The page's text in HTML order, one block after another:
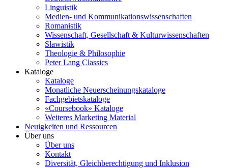
Linguistik
Medien- und Kommunikationswissenschaften
Romanistik
Wissenschaft, Gesellschaft & Kulturwissenschaften
Slawistik
Theologie & Philosophie
Peter Lang Classics
Kataloge
Kataloge
Monatliche Neuerscheinungskataloge
Fachgebietskataloge
«Coursebook» Kataloge
Weiteres Marketing Material
Neuigkeiten und Ressourcen
Über uns
Über uns
Kontakt
Diversität, Gleichberechtigung und Inklusion